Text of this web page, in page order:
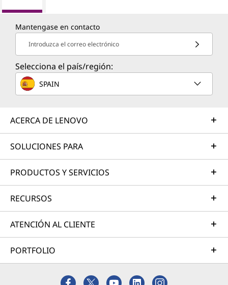
Mantengase en contacto
Introduzca el correo electrónico
Selecciona el país/región:
SPAIN
ACERCA DE LENOVO
SOLUCIONES PARA
PRODUCTOS Y SERVICIOS
RECURSOS
ATENCIÓN AL CLIENTE
PORTFOLIO